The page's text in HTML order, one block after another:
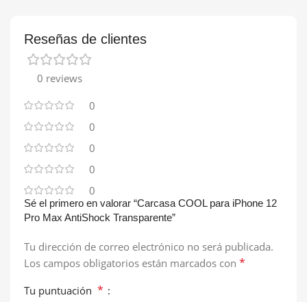
Reseñas de clientes
0 reviews
0
0
0
0
0
Sé el primero en valorar “Carcasa COOL para iPhone 12
Pro Max AntiShock Transparente”
Tu dirección de correo electrónico no será publicada.
Los campos obligatorios están marcados con *
Tu puntuación *